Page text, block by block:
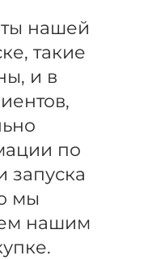
нашей
такие
и в
по
запуска
мы
нашим